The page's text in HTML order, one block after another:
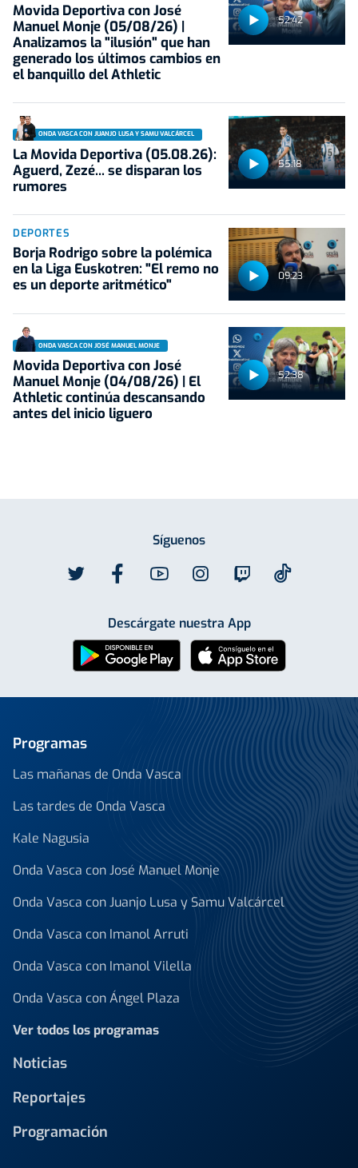
52:42
Movida Deportiva con José
Manuel Monje (05/08/26) |
Analizamos la "ilusión" que han
generado los últimos cambios en
el banquillo del Athletic
55:18
ONDA VASCA CON JUANJO LUSA Y SAMU VALCÁRCEL
La Movida Deportiva (05.08.26):
Aguerd, Zezé... se disparan los
rumores
09:23
DEPORTES
Borja Rodrigo sobre la polémica
en la Liga Euskotren: "El remo no
es un deporte aritmético"
52:38
ONDA VASCA CON JOSÉ MANUEL MONJE
Movida Deportiva con José
Manuel Monje (04/08/26) | El
Athletic continúa descansando
antes del inicio liguero
Síguenos
Descárgate nuestra App
Programas
Las mañanas de Onda Vasca
Las tardes de Onda Vasca
Kale Nagusia
Onda Vasca con José Manuel Monje
Onda Vasca con Juanjo Lusa y Samu Valcárcel
Onda Vasca con Imanol Arruti
Onda Vasca con Imanol Vilella
Onda Vasca con Ángel Plaza
Ver todos los programas
Noticias
Reportajes
Programación